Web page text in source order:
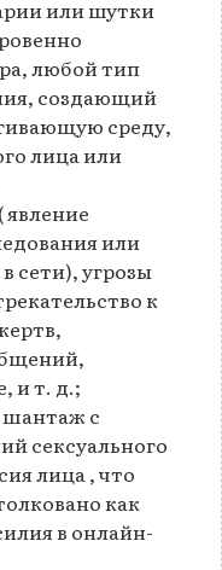
или шутки
любой тип
создающий
среду,
лица или
явление
или
сети), угрозы
к
и т. д.;
шантаж с
сексуального
лица , что
как
в онлайн-